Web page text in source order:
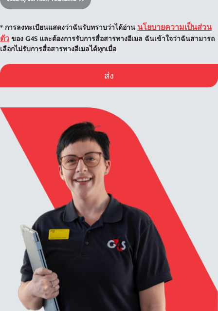
* การลงทะเบียนแสดงว่าฉันรับทราบว่าได้อ่าน นโยบายความเป็นส่วน
ตัว ของ G4S และต้องการรับการสื่อสารทางอีเมล ฉันเข้าใจว่าฉันสามารถ
เลือกไม่รับการสื่อสารทางอีเมลได้ทุกเมื่อ
ส่ง